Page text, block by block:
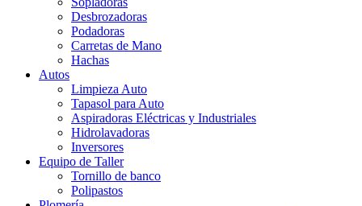
Desbrozadoras
Podadoras
Carretas de Mano
Hachas
Autos
Limpieza Auto
Tapasol para Auto
Aspiradoras Eléctricas y Industriales
Hidrolavadoras
Inversores
Equipo de Taller
Tornillo de banco
Polipastos